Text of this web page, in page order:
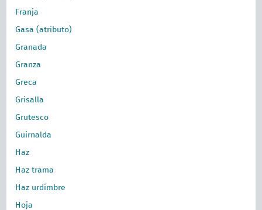
Franja
Gasa (atributo)
Granada
Granza
Greca
Grisalla
Grutesco
Guirnalda
Haz
Haz trama
Haz urdimbre
Hoja